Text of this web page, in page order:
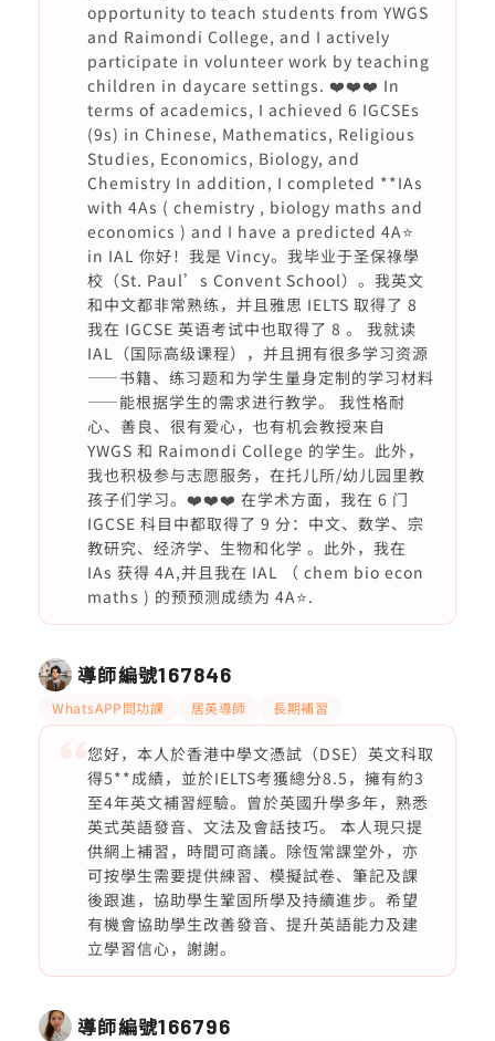
opportunity to teach students from YWGS
and Raimondi College, and I actively
participate in volunteer work by teaching
children in daycare settings. ❤️❤️❤️ In
terms of academics, I achieved 6 IGCSEs
(9s) in Chinese, Mathematics, Religious
Studies, Economics, Biology, and
Chemistry In addition, I completed **IAs
with 4As ( chemistry , biology maths and
economics ) and I have a predicted 4A⭐️
in IAL 你好！我是 Vincy。我毕业于圣保祿學
校（St. Paul’s Convent School）。我英文
和中文都非常熟练，并且雅思 IELTS 取得了 8
我在 IGCSE 英语考试中也取得了 8 。 我就读
IAL（国际高级课程），并且拥有很多学习资源
——书籍、练习题和为学生量身定制的学习材料
——能根据学生的需求进行教学。 我性格耐
心、善良、很有爱心，也有机会教授来自
YWGS 和 Raimondi College 的学生。此外，
我也积极参与志愿服务，在托儿所/幼儿园里教
孩子们学习。❤️❤️❤️ 在学术方面，我在 6 门
IGCSE 科目中都取得了 9 分：中文、数学、宗
教研究、经济学、生物和化学 。此外，我在
IAs 获得 4A,并且我在 IAL （ chem bio econ
maths ) 的预预测成绩为 4A⭐️.
導師編號167846
WhatsAPP問功課 居英導師 長期補習
您好，本人於香港中學文憑試（DSE）英文科取
得5**成績，並於IELTS考獲總分8.5，擁有約3
至4年英文補習經驗。曾於英國升學多年，熟悉
英式英語發音、文法及會話技巧。 本人現只提
供網上補習，時間可商議。除恆常課堂外，亦
可按學生需要提供練習、模擬試卷、筆記及課
後跟進，協助學生鞏固所學及持續進步。希望
有機會協助學生改善發音、提升英語能力及建
立學習信心，謝謝。
導師編號166796